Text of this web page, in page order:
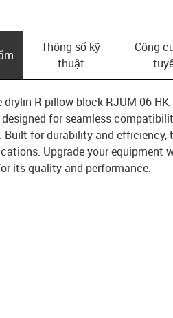
Thông số kỹ
thuật
Công
R pillow block RJUM-06-
for seamless
Built for durability and efficiency,
Upgrade your
its quality and performance.